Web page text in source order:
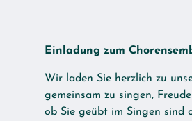
Einladung zum
Wir laden Sie herzlich zu
gemeinsam zu singen,
ob Sie geübt im Singen sind